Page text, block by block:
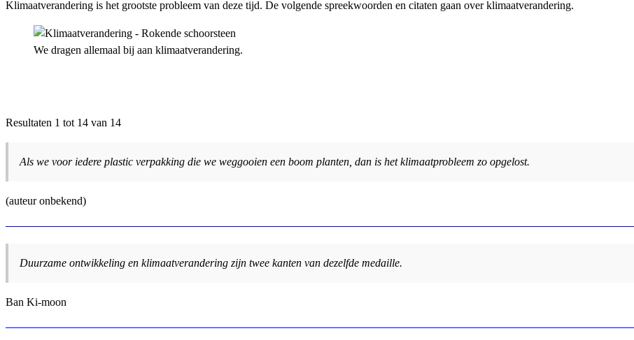
Klimaatverandering is het grootste probleem van deze tijd. De volgende spreekwoorden en citaten gaan over klimaatverandering.
We dragen allemaal bij aan klimaatverandering.
Resultaten 1 tot 14 van 14
Als we voor iedere plastic verpakking die we weggooien een boom planten, dan is het klimaatprobleem zo opgelost.
(auteur onbekend)
Duurzame ontwikkeling en klimaatverandering zijn twee kanten van dezelfde medaille.
Ban Ki-moon